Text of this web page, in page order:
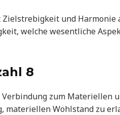
und Harmonie
welche wesentliche
8
zum Materiellen
materiellen Wohlstand zu